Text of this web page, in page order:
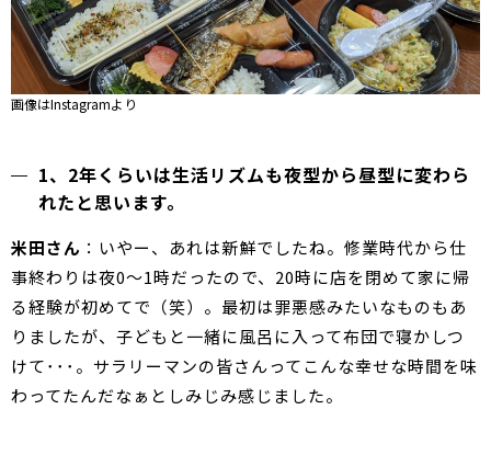
画像はInstagramより
1、2年くらいは生活リズムも夜型から昼型に変わら
れたと思います。
米田さん ：いやー、あれは新鮮でしたね。修業時代から仕
事終わりは夜0～1時だったので、20時に店を閉めて家に帰
る経験が初めてで（笑）。最初は罪悪感みたいなものもあ
りましたが、子どもと一緒に風呂に入って布団で寝かしつ
けて･･･。サラリーマンの皆さんってこんな幸せな時間を味
わってたんだなぁとしみじみ感じました。